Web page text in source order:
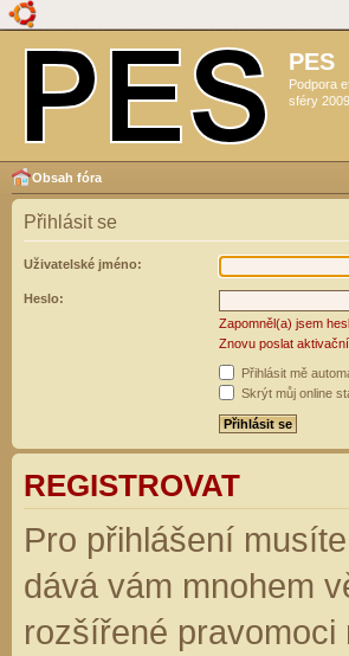
PES
Podpora
sféry
Obsah fóra
Přihlásit se
Uživatelské jméno:
Heslo:
Zapomněl(a) jsem
Znovu poslat
Přihlásit mě
Skrýt můj online
REGISTROVAT
Pro přihlášení
dává vám mnohem
rozšířené